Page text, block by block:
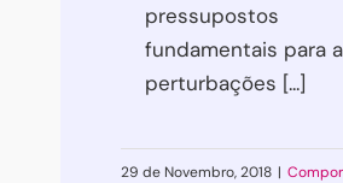
pressupostos
fundamentais para
perturbações [...]
29 de Novembro, 2018 |